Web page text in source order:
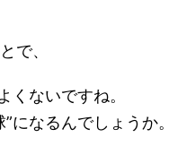
で、
くないですね。
になるんでしょうか。